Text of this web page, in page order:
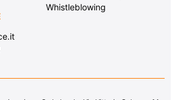
Whistleblowing